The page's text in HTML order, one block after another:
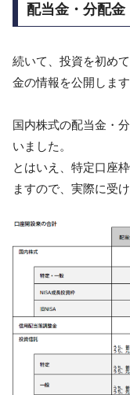
配当金・分配金
続いて、投資を初め
金の情報を公開します
国内株式の配当金・
いました。
とはいえ、特定口座
ますので、実際に受